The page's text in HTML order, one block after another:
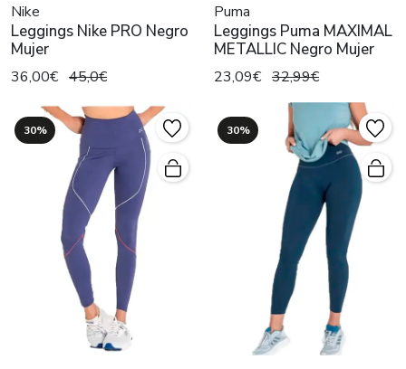
Nike
Leggings Nike PRO Negro
Mujer
36,00€ 45,0€
Puma
Leggings Puma MAXIMAL
METALLIC Negro Mujer
23,09€ 32,99€
30% 30%